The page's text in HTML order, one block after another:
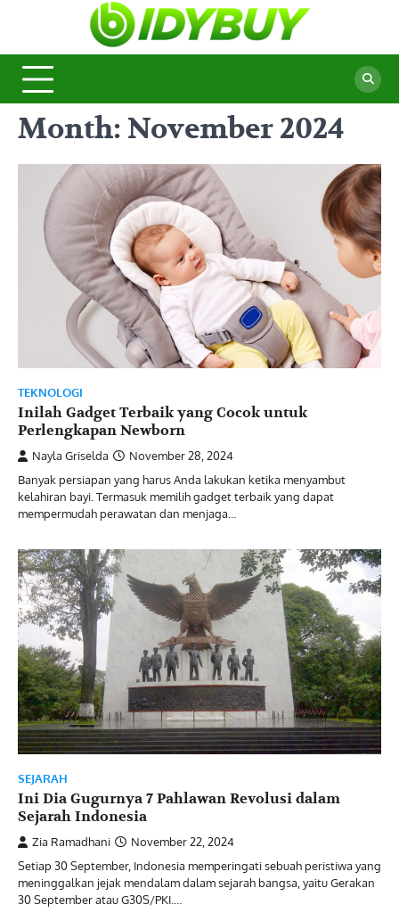
content
Informasi
Month: November 2024
TEKNOLOGI
Inilah Gadget Terbaik yang Cocok untuk
Perlengkapan Newborn
Nayla Griselda
November 28, 2024
Banyak persiapan yang harus Anda lakukan ketika menyambut
kelahiran bayi. Termasuk memilih gadget terbaik yang dapat
mempermudah perawatan dan menjaga…
SEJARAH
Ini Dia Gugurnya 7 Pahlawan Revolusi dalam
Sejarah Indonesia
Zia Ramadhani
November 22, 2024
Setiap 30 September, Indonesia memperingati sebuah peristiwa yang
meninggalkan jejak mendalam dalam sejarah bangsa, yaitu Gerakan
30 September atau G30S/PKI.…